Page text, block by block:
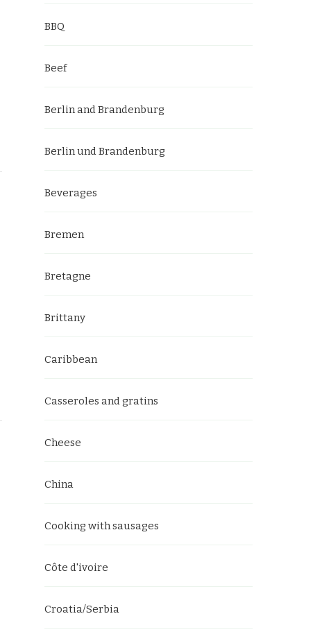
BBQ
Beef
Berlin and Brandenburg
Berlin und Brandenburg
Beverages
Bremen
Bretagne
Brittany
Caribbean
Casseroles and gratins
Cheese
China
Cooking with sausages
Côte d'ivoire
Croatia/Serbia